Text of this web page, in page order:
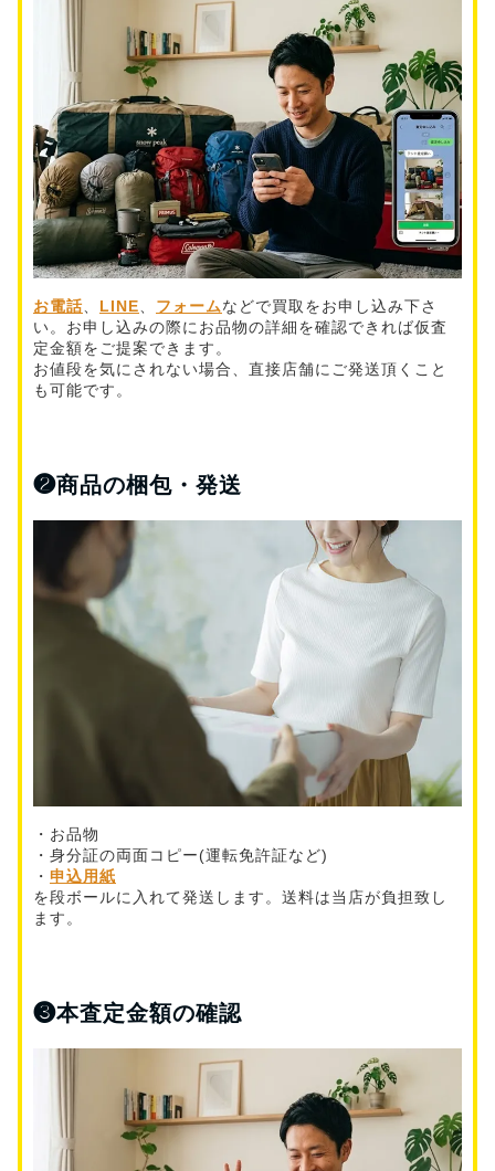
お電話 LINE フォームなどで買取をお申し込み下さ
い。お申し込みの際にお品物の詳細を確認できれば仮査
定金額をご提案できます。
お値段を気にされない場合、直接店舗にご発送頂くこと
も可能です。
❷商品の梱包・発送
・お品物
・身分証の両面コピー(運転免許証など)
・ 申込用紙
を段ボールに入れて発送します。送料は当店が負担致し
ます。
❸本査定金額の確認